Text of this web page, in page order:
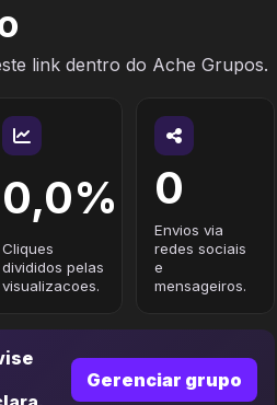
link dentro do Ache Grupos.
0,0%
Cliques
divididos pelas
visualizacoes.
0
Envios via
redes sociais
e
mensageiros.
Gerenciar grupo